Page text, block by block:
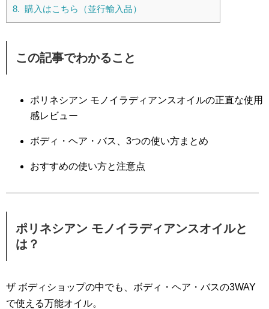
8. 購入はこちら（並行輸入品）
この記事でわかること
ポリネシアン モノイラディアンスオイルの正直な使用
感レビュー
ボディ・ヘア・バス、3つの使い方まとめ
おすすめの使い方と注意点
ポリネシアン モノイラディアンスオイルと
は？
ザ ボディショップの中でも、ボディ・ヘア・ バスの3WAY
で使える万能オイル。